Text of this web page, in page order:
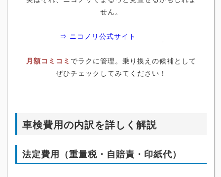
せん。
⇒ ニコノリ公式サイト
月額コミコミ でラクに管理。乗り換えの候補として
ぜひチェックしてみてください！
車検費用の内訳を詳しく解説
法定費用（重量税・自賠責・印紙代）